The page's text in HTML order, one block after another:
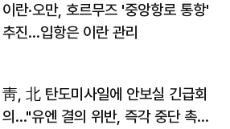
이란·오만, 호르무즈 '중앙항로 통항'
추진…입항은 이란 관리
靑, 北 탄도미사일에 안보실 긴급회
의…"유엔 결의 위반, 즉각 중단 촉